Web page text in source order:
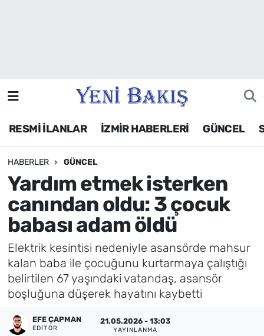
RESMİ İLANLAR İZMİR HABERLERİ GÜNCEL
HABERLER GÜNCEL
Yardım etmek isterken
canından oldu: 3 çocuk
babası adam öldü
Elektrik kesintisi nedeniyle asansörde mahsur
kalan baba ile çocuğunu kurtarmaya çalıştığı
belirtilen 67 yaşındaki vatandaş, asansör
boşluğuna düşerek hayatını kaybetti
EFE ÇAPMAN
EDITÖR
21.05.2026 - 13:03
YAYINLANMA
Siyaset
Asayiş / Polis-Adliye
Spor
Magazin
Foto Galeri
Künye
İletişim